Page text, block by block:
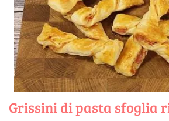
Grissini di pasta sfoglia